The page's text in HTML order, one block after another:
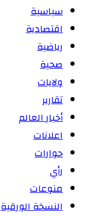
سياسية
اقتصادية
رياضية
صحية
ولايات
تقارير
أخبار العالم
اعلانات
حوارات
رأي
منوعات
النسخة الورقية